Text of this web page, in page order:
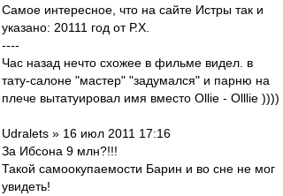
Самое интересное, что на сайте Истры так и
указано: 20111 год от Р.Х.
----
Час назад нечто схожее в фильме видел. в
тату-салоне "мастер" "задумался" и парню на
плече вытатуировал имя вместо Ollie - Olllie ))))
Udralets » 16 июл 2011 17:16
За Ибсона 9 млн?!!!
Такой самоокупаемости Барин и во сне не мог
увидеть!